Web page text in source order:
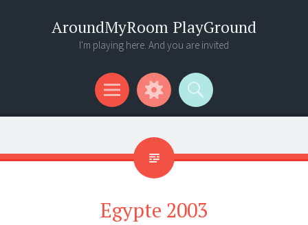
AroundMyRoom PlayGround
I'm playing here. And you are invited
Menu
Widgets
Search
Egypte 2003